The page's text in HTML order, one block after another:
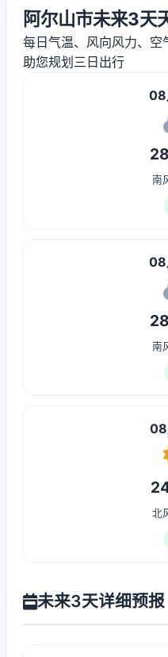
阿尔山市未来3天
每日气温、风向风力、空
助您规划三日出行
08
南
08
南
08
北
未来3天详细预报